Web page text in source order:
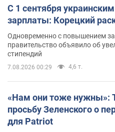
С 1 сентября
зарплаты: Корецкий
Одновременно с повышением
правительство объявило об
стипендий
7.08.2026 00:29 4,6 т.
«Нам они тоже нужны»:
просьбу Зеленского о
для Patriot